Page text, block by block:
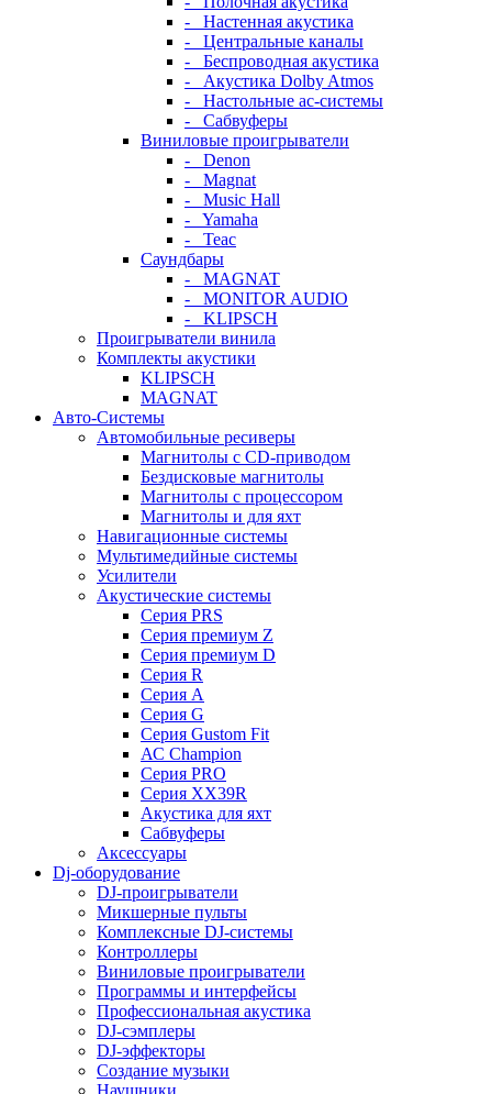
- Настенная акустика
- Центральные каналы
- Беспроводная акустика
- Акустика Dolby Atmos
- Настольные ас-системы
- Сабвуферы
Виниловые проигрыватели
- Denon
- Magnat
- Music Hall
- Yamaha
- Teac
Саундбары
- MAGNAT
- MONITOR AUDIO
- KLIPSCH
Проигрыватели винила
Комплекты акустики
KLIPSCH
MAGNAT
Авто-Системы
Автомобильные ресиверы
Магнитолы с CD-приводом
Бездисковые магнитолы
Магнитолы с процессором
Магнитолы и для яхт
Навигационные системы
Мультимедийные системы
Усилители
Акустические системы
Cерия PRS
Cерия премиум Z
Cерия премиум D
Cерия R
Cерия A
Cерия G
Cерия Gustom Fit
АС Champion
Cерия PRO
Cерия XX39R
Акустика для яхт
Сабвуферы
Аксессуары
Dj-оборудование
DJ-проигрыватели
Микшерные пульты
Комплексные DJ-системы
Контроллеры
Виниловые проигрыватели
Программы и интерфейсы
Профессиональная акустика
DJ-сэмплеры
DJ-эффекторы
Создание музыки
Наушники